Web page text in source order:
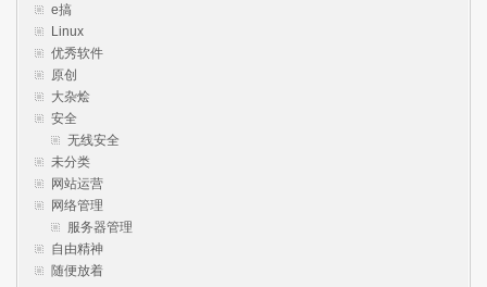
e搞
Linux
优秀软件
原创
大杂烩
安全
无线安全
未分类
网站运营
网络管理
服务器管理
自由精神
随便放着